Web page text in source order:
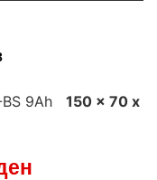
9Ah 150 x 70 x